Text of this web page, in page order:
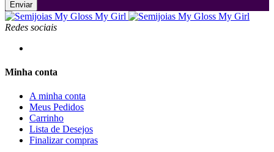
Enviar
Redes sociais
Minha conta
A minha conta
Meus Pedidos
Carrinho
Lista de Desejos
Finalizar compras